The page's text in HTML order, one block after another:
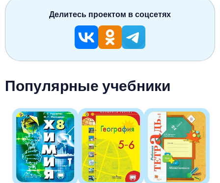
Популярные учебники
Делитесь проектом в соцсетях